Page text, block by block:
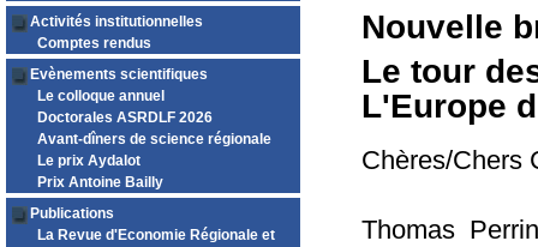
Activités institutionnelles
Comptes rendus
Evènements scientifiques
Le colloque annuel
Doctorales ASRDLF 2026
Avant-dîners de science régionale
Le prix Aydalot
Prix Antoine Bailly
Publications
La Revue d'Economie Régionale et
Nouvelle
Le tour
L'Europe
Chères/Chers
Thomas